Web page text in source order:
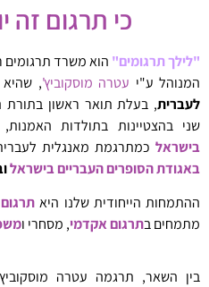
כי תרגום זה
"לילך תרגומים" הוא משרד תרגומים
המנוהל ע"י עטרה מוסקוביץ',
לעברית, בעלת תואר ראשון בתורת
שני בהצטיינות בתולדות האמנות,
בישראל כמתרגמת מאנגלית
באגודת הסופרים העבריים בישראל
ההתמחות הייחודית שלנו היא
מתמחים בתרגום אקדמי, מסחרי ו
בין השאר, תרגמה עטרה